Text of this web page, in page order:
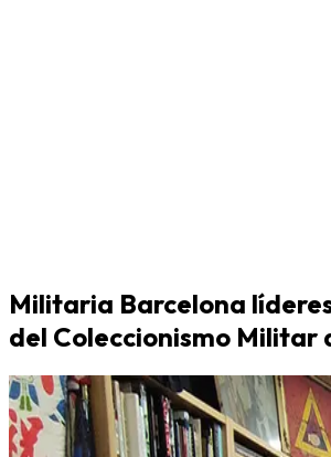
Militaria Barcelona
del Coleccionismo Militar